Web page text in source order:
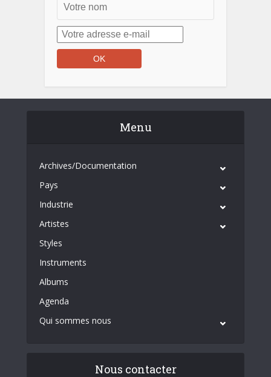
Menu
Archives/Documentation
Pays
Industrie
Artistes
Styles
Instruments
Albums
Agenda
Qui sommes nous
Nous contacter